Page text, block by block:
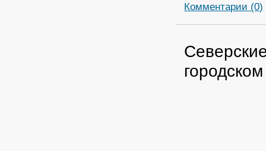
Комментарии (0)